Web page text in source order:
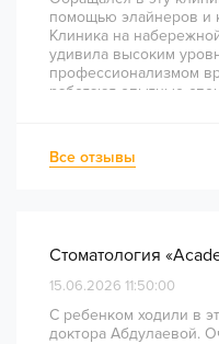
помощью элайнеров и
Клиника на
удивила высоким
профессионализмом
работают опытные
непростое
комфортно и
Все отзывы
Стоматология
15.06.2026 11:50:00
С ребенком ходили в
доктора Абдулаевой.